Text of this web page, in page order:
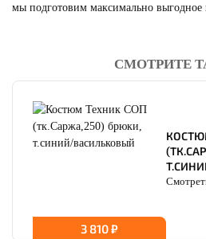
мы подготовим максимально выгодное
4.5
СМОТРИТЕ
3 810 ₽